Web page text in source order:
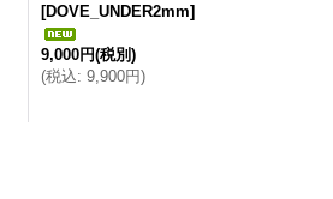
[DOVE_UNDER2mm]
9,000円(税別)
(税込: 9,900円)